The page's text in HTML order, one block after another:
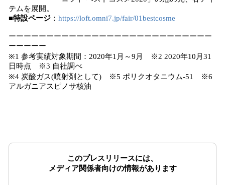
テムを展開。
■特設ページ ： https://loft.omni7.jp/fair/01bestcosme
ーーーーーーーーーーーーーーーーーーーーーーーーーーー
ーーーーー
※1 参考実績対象期間：2020年1月～9月 ※2 2020年10月31
日時点 ※3 自社調べ
※4 炭酸ガス(噴射剤として) ※5 ポリクオタニウム-51 ※6
アルガニアスピノサ核油
このプレスリリースには、
メディア関係者向けの情報があります